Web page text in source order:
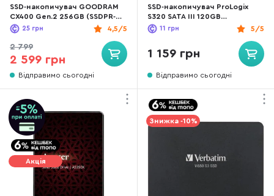
SSD-накопичувач GOODRAM
CX400 Gen.2 256GB (SSDPR-
CX400-256-G2)
4,5/5
25 грн
2 799
2 599 грн
Відправимо сьогодні
SSD-накопичувач ProLogix
S320 SATA III 120GB
(PRO120GS320)
5/5
11 грн
1 159 грн
Відправимо сьогодні
Акція
Знижка -10%